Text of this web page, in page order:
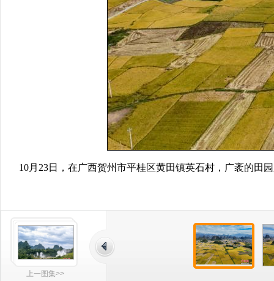
10月23日，在广西贺州市平桂区黄田镇英石村，广袤的田
上一图集>>